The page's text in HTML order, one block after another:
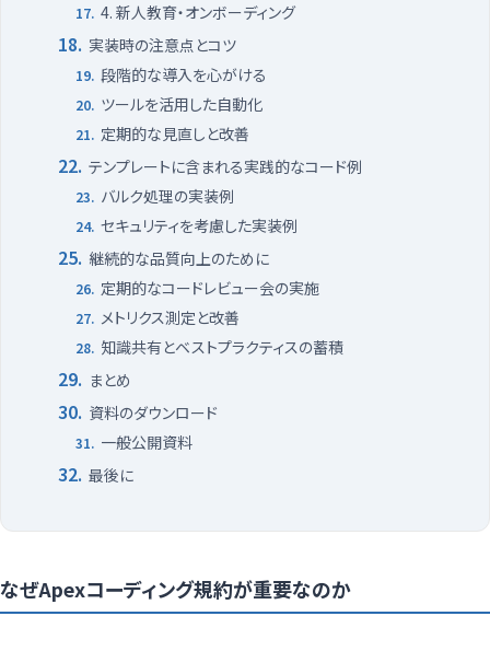
4. 新人教育・オンボーディング
実装時の注意点とコツ
段階的な導入を心がける
ツールを活用した自動化
定期的な見直しと改善
テンプレートに含まれる実践的なコード例
バルク処理の実装例
セキュリティを考慮した実装例
継続的な品質向上のために
定期的なコードレビュー会の実施
メトリクス測定と改善
知識共有とベストプラクティスの蓄積
まとめ
資料のダウンロード
一般公開資料
最後に
なぜApexコーディング規約が重要なのか